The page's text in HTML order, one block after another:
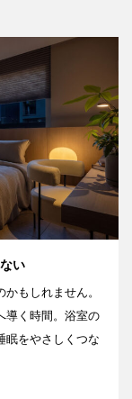
い
もしれません。
導く時間。浴室の
眠をやさしくつな